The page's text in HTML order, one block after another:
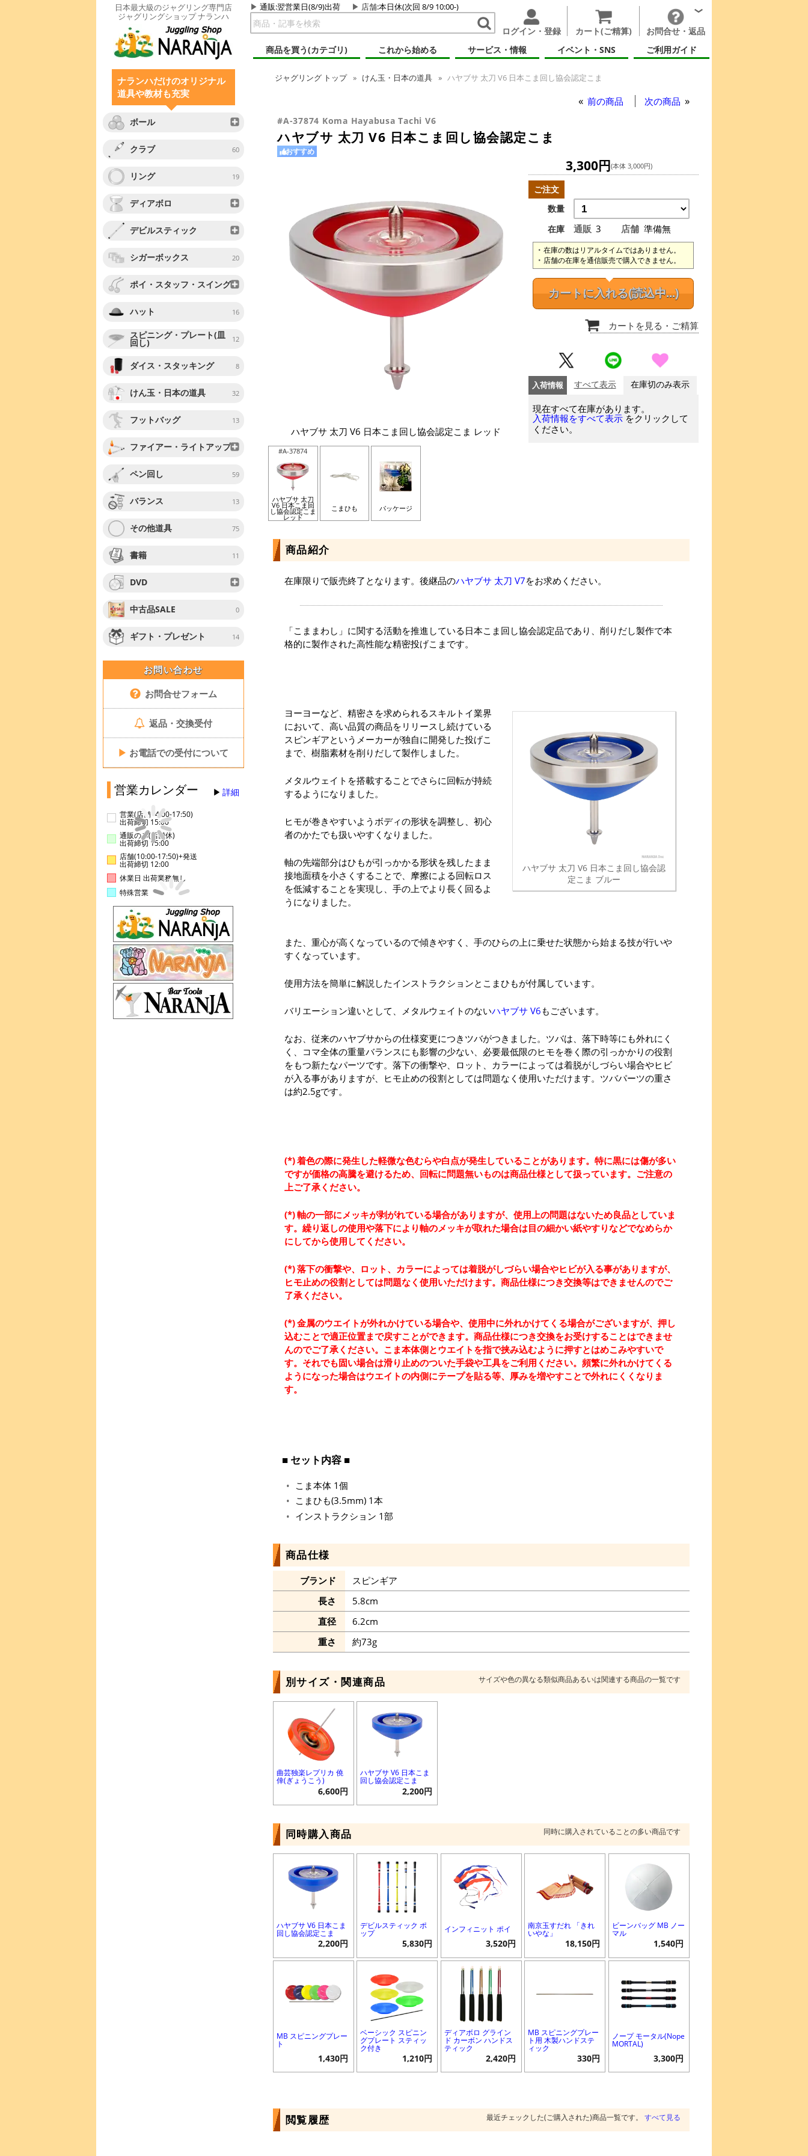
日本最大級のジャグリング専門店
ジャグリングショップ ナランハ
通販:翌営業日(8/9)出荷 店舗:本日休(次回 8/9 10:00-)
ログイン・登録 カート(ご精算)
お問合せ・返品
商品を買う(カテゴリ)
これから始める サービス・情報 イベント・SNS ご利用ガイド
ナランハだけのオリジナル
道具や教材も充実
ボール
クラブ 60
リング 19
ディアボロ
デビルスティック
シガーボックス 20
ポイ・スタッフ・スイング
ハット 16
スピニング・プレート(皿
回し) 12
ダイス・スタッキング 8
けん玉・日本の道具 32
フットバッグ 13
ファイアー・ライトアップ
ペン回し 59
バランス 13
その他道具 75
書籍 11
DVD
中古品SALE 0
ギフト・プレゼント 14
お問い合わせ
お問合せフォーム
返品・交換受付
▶ お電話での受付について
営業カレンダー 詳細
営業(店舗14:00-17:50)
出荷締切 15:00
通販のみ(店舗休)
出荷締切 15:00
店舗(10:00-17:50)+発送
出荷締切 12:00
休業日 出荷業務無し
特殊営業
ジャグリング トップ けん玉・日本の道具 ハヤブサ 太刀 V6 日本こま回し協会認定こま
前の商品 次の商品
#A-37874 Koma Hayabusa Tachi V6
ハヤブサ 太刀 V6 日本こま回し協会認定こま
おすすめ
ハヤブサ 太刀 V6 日本こま回し協会認定こま レッド
#A-37874
ハヤブサ 太刀
V6 日本こま回
し協会認定こま
レッド
こまひも パッケージ
3,300円(本体 3,000円)
ご注文
数量
在庫
通販 3 店舗 準備無
在庫の数はリアルタイムではありません。
店舗の在庫を通信販売で購入できません。
カートに入れる(読込中...)
カートを見る ・ご精算
入荷情報 すべて表示 在庫切のみ表示
現在すべて在庫があります。
入荷情報をすべて表示 をクリックして
ください。
商品紹介
在庫限りで販売終了となります。後継品のハヤブサ 太刀 V7をお求めください。
「こままわし」に関する活動を推進している日本こま回し協会認定品であり、削りだし製作で本
格的に製作された高性能な精密投げこまです。
ハヤブサ 太刀 V6 日本こま回し協会認
定こま ブルー
ヨーヨーなど、精密さを求められるスキルトイ業界
において、高い品質の商品をリリースし続けている
スピンギアというメーカーが独自に開発した投げこ
まで、樹脂素材を削りだして製作しました。
メタルウェイトを搭載することでさらに回転が持続
するようになりました。
ヒモが巻きやすいようボディの形状を調整し、初心
者のかたでも扱いやすくなりました。
軸の先端部分はひもが引っかかる形状を残したまま
接地面積を小さくすることで、摩擦による回転ロス
を低減することを実現し、手の上でより長く回るよ
うになりました。
また、重心が高くなっているので傾きやすく、手のひらの上に乗せた状態から始まる技が行いや
すくなっています。
使用方法を簡単に解説したインストラクションとこまひもが付属しています。
バリエーション違いとして、メタルウェイトのないハヤブサ V6もございます。
なお、従来のハヤブサからの仕様変更につきツバがつきました。ツバは、落下時等にも外れにく
く、コマ全体の重量バランスにも影響の少ない、必要最低限のヒモを巻く際の引っかかりの役割
をもつ新たなパーツです。落下の衝撃や、ロット、カラーによっては着脱がしづらい場合やヒビ
が入る事がありますが、ヒモ止めの役割としては問題なく使用いただけます。ツバパーツの重さ
は約2.5gです。
着色の際に発生した軽微な色むらや白点が発生していることがあります。特に黒には傷が多い
ですが価格の高騰を避けるため、回転に問題無いものは商品仕様として扱っています。ご注意の
上ご了承ください。
軸の一部にメッキが剥がれている場合がありますが、使用上の問題はないため良品としていま
す。繰り返しの使用や落下により軸のメッキが取れた場合は目の細かい紙やすりなどでなめらか
にしてから使用してください。
落下の衝撃や、ロット、カラーによっては着脱がしづらい場合やヒビが入る事がありますが、
ヒモ止めの役割としては問題なく使用いただけます。商品仕様につき交換等はできませんのでご
了承ください。
金属のウエイトが外れかけている場合や、使用中に外れかけてくる場合がございますが、押し
込むことで適正位置まで戻すことができます。商品仕様につき交換をお受けすることはできませ
んのでご了承ください。こま本体側とウエイトを指で挟み込むように押すとはめこみやすいで
す。それでも固い場合は滑り止めのついた手袋や工具をご利用ください。頻繁に外れかけてくる
ようになった場合はウエイトの内側にテープを貼る等、厚みを増やすことで外れにくくなりま
す。
■ セット内容 ■
こま本体 1個
こまひも(3.5mm) 1本
インストラクション 1部
商品仕様
ブランド
スピンギア
長さ
5.8cm
直径
6.2cm
重さ
約73g
別サイズ・関連商品 サイズや色の異なる類似商品あるいは関連する商品の一覧です
曲芸独楽レプリカ 僥
倖(ぎょうこう)
6,600円
ハヤブサ V6 日本こま
回し協会認定こま
2,200円
同時購入商品 同時に購入されていることの多い商品です
ハヤブサ V6 日本こま
回し協会認定こま
2,200円
デビルスティック ポ
ップ
5,830円
インフィニット ポイ
3,520円
南京玉すだれ 「きれ
いやな」
18,150円
ビーンバッグ MB ノー
マル
1,540円
MB スピニングプレー
ト
1,430円
ベーシック スピニン
グプレート スティッ
ク付き
1,210円
ディアボロ グライン
ド カーボン ハンドス
ティック
2,420円
MB スピニングプレー
ト用 木製ハンドステ
ィック
330円
ノープ モータル(Nope
MORTAL)
3,300円
閲覧履歴 最近チェックした(ご購入された)商品一覧です。 すべて見る